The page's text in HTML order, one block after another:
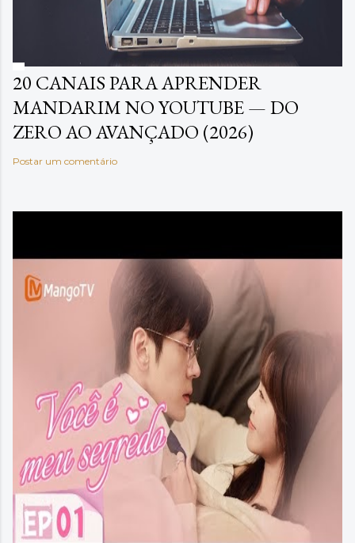
20 CANAIS PARA APRENDER
MANDARIM NO YOUTUBE — DO
ZERO AO AVANÇADO (2026)
Postar um comentário